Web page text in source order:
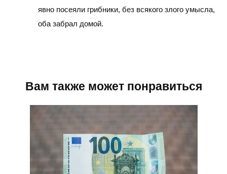
явно посеяли грибники, без всякого злого умысла,
оба забрал домой.
Вам также может понравиться